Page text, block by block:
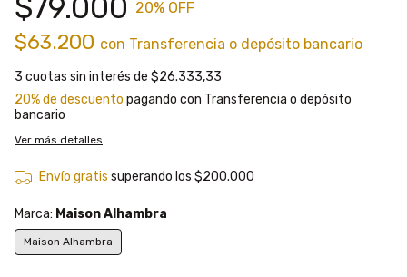
$79.000 20% OFF
$63.200 con Transferencia o depósito bancario
3 cuotas sin interés de $26.333,33
20% de descuento pagando con Transferencia o depósito
bancario
Ver más detalles
Envío gratis superando los $200.000
Marca: Maison Alhambra
Maison Alhambra